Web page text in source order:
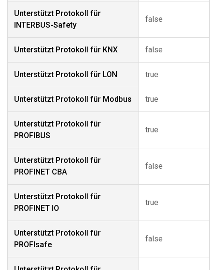
Unterstützt Protokoll für
INTERBUS-Safety
false
Unterstützt Protokoll für KNX false
Unterstützt Protokoll für LON true
Unterstützt Protokoll für Modbus true
Unterstützt Protokoll für
PROFIBUS
true
Unterstützt Protokoll für
PROFINET CBA
false
Unterstützt Protokoll für
PROFINET IO
true
Unterstützt Protokoll für
PROFIsafe
false